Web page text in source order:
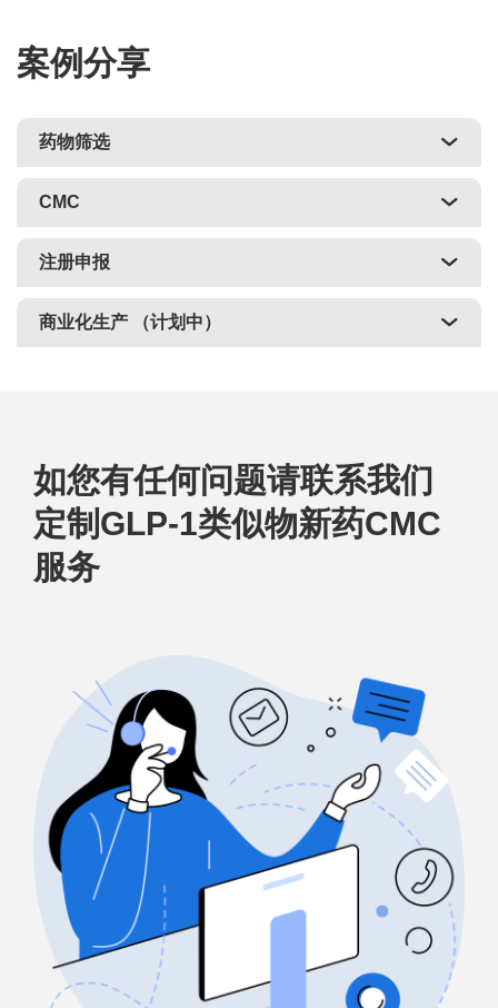
案例分享
药物筛选
CMC
注册申报
商业化生产 （计划中）
如您有任何问题请联系我们
定制GLP-1类似物新药CMC
服务